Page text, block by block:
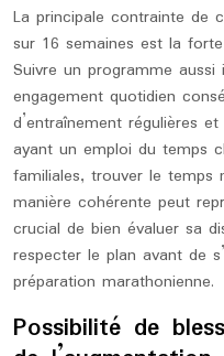
La principale contrainte de
sur 16 semaines est la
Suivre un programme
engagement quotidien
d’entraînement régulières
ayant un emploi du temps
familiales, trouver le temps
manière cohérente peut
crucial de bien évaluer sa
respecter le plan avant de
préparation marathonienne.
Possibilité de